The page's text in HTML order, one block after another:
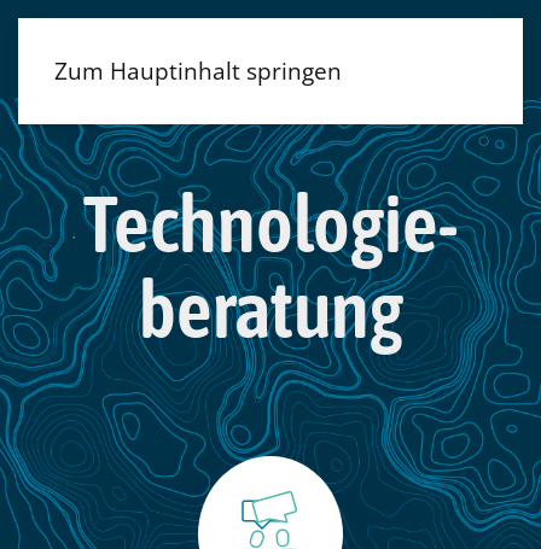
Zum Hauptinhalt springen
Technologie­
beratung